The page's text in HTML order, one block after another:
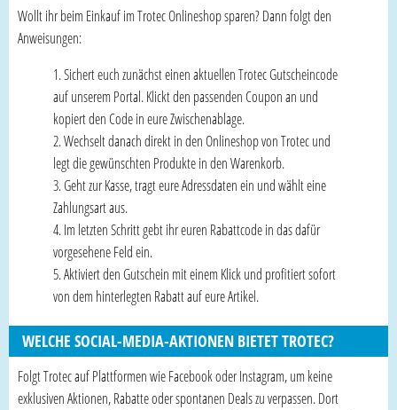
Wollt ihr beim Einkauf im Trotec Onlineshop sparen? Dann folgt den
Anweisungen:
Sichert euch zunächst einen aktuellen Trotec Gutscheincode
auf unserem Portal. Klickt den passenden Coupon an und
kopiert den Code in eure Zwischenablage.
Wechselt danach direkt in den Onlineshop von Trotec und
legt die gewünschten Produkte in den Warenkorb.
Geht zur Kasse, tragt eure Adressdaten ein und wählt eine
Zahlungsart aus.
Im letzten Schritt gebt ihr euren Rabattcode in das dafür
vorgesehene Feld ein.
Aktiviert den Gutschein mit einem Klick und profitiert sofort
von dem hinterlegten Rabatt auf eure Artikel.
WELCHE SOCIAL-MEDIA-AKTIONEN BIETET TROTEC?
Folgt Trotec auf Plattformen wie Facebook oder Instagram, um keine
exklusiven Aktionen, Rabatte oder spontanen Deals zu verpassen. Dort